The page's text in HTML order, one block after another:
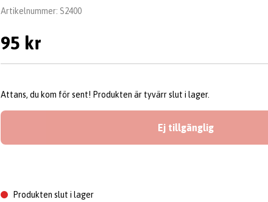
Artikelnummer: S2400
95 kr
Attans, du kom för sent! Produkten är tyvärr slut i lager.
Ej tillgänglig
Produkten slut i lager